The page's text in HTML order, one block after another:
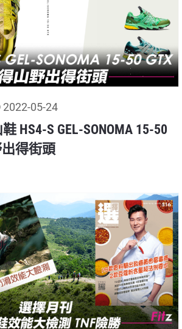
2022-05-24
HS4-S GEL-SONOMA 15-50
出得街頭